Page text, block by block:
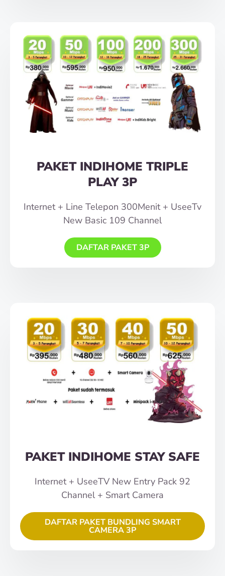
PAKET INDIHOME TRIPLE
PLAY 3P
Internet + Line Telepon 300Menit + UseeTv
New Basic 109 Channel
DAFTAR PAKET 3P
PAKET INDIHOME STAY SAFE
Internet + UseeTV New Entry Pack 92
Channel + Smart Camera
DAFTAR PAKET BUNDLING SMART
CAMERA 3P